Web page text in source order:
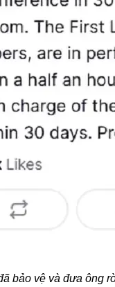
bảo vệ và đưa ông